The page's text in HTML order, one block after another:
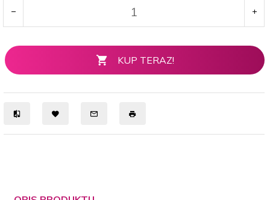
KUP TERAZ!